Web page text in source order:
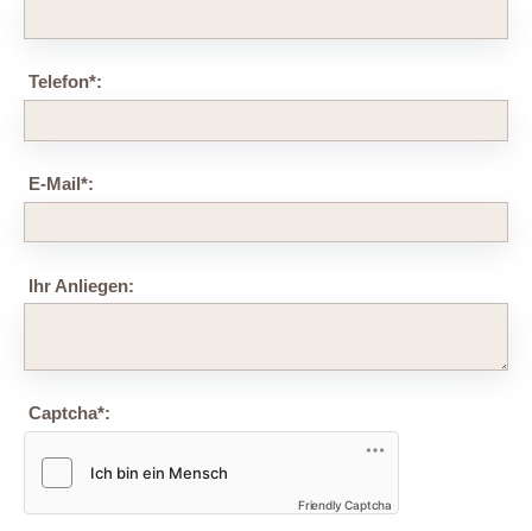
Telefon*:
E-Mail*:
Ihr Anliegen:
Captcha*:
Friendly Captcha